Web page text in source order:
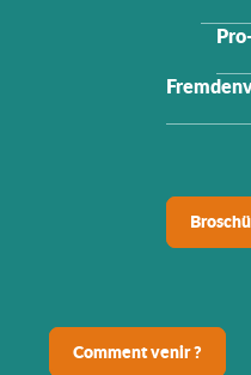
Comment venir ?